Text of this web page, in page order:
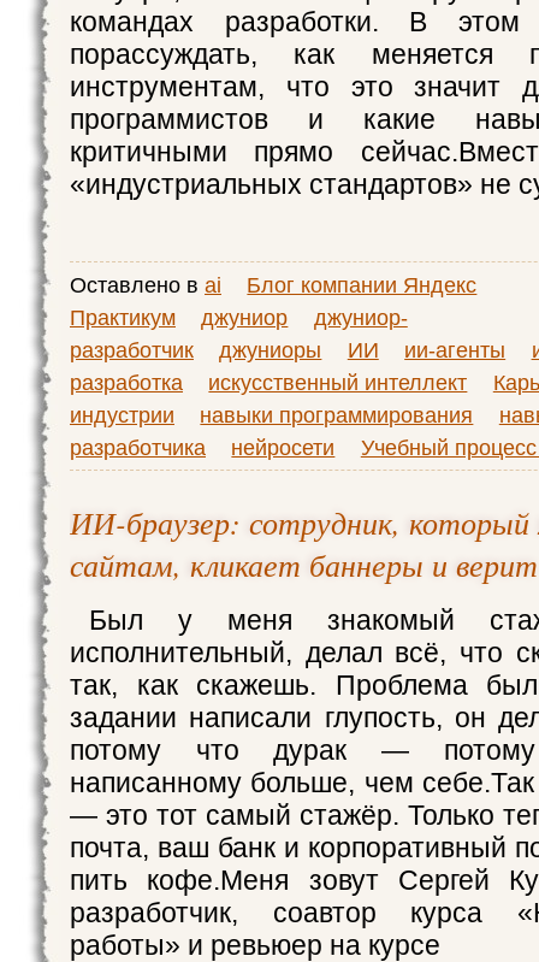
командах разработки. В этом
порассуждать, как
инструментам, что это значит
программистов и какие
критичными прямо
«индустриальных стандартов» не
Оставлено в ai
Блог компании Яндекс
Практикум
джуниор
джуниор-
разработчик
джуниоры ИИ ии-агенты
разработка
искусственный интеллект
индустрии
навыки программирования
разработчика
нейросети Учебный
ИИ-браузер: сотрудник, который
сайтам, кликает баннеры и
Был у меня знакомый
исполнительный, делал всё, что
так, как скажешь. Проблема
задании написали глупость, он
потому что дурак —
написанному больше, чем
— это тот самый стажёр. Только
почта, ваш банк и корпоративный
пить кофе.Меня зовут Сергей
разработчик, соавтор курса
работы» и ревьюер на курсе